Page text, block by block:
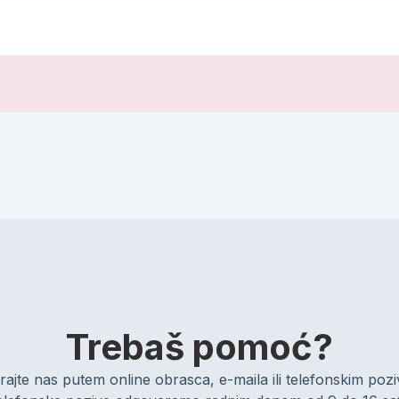
Trebaš pomoć?
nas putem online obrasca, e-maila ili telefonskim